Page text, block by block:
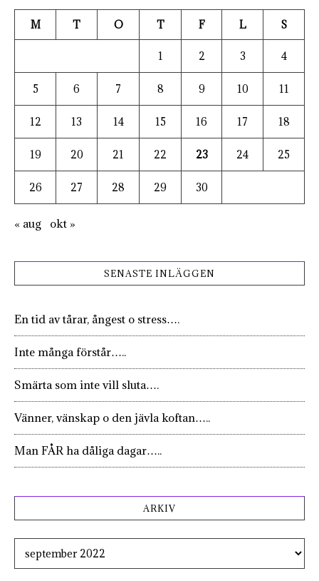
M T O T F L S
1 2 3 4
5 6 7 8 9 10 11
12 13 14 15 16 17 18
19 20 21 22 23 24 25
26 27 28 29 30
« aug okt »
SENASTE INLÄGGEN
En tid av tårar, ångest o stress….
Inte många förstår…..
Smärta som inte vill sluta….
Vänner, vänskap o den jävla koftan…..
Man FÅR ha dåliga dagar…..
ARKIV